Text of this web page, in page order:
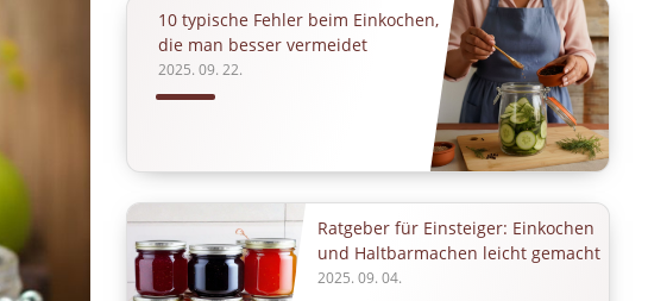
10 typische Fehler beim Einkochen,
die man besser vermeidet
2025. 09. 22.
Ratgeber für Einsteiger: Einkochen
und Haltbarmachen leicht gemacht
2025. 09. 04.